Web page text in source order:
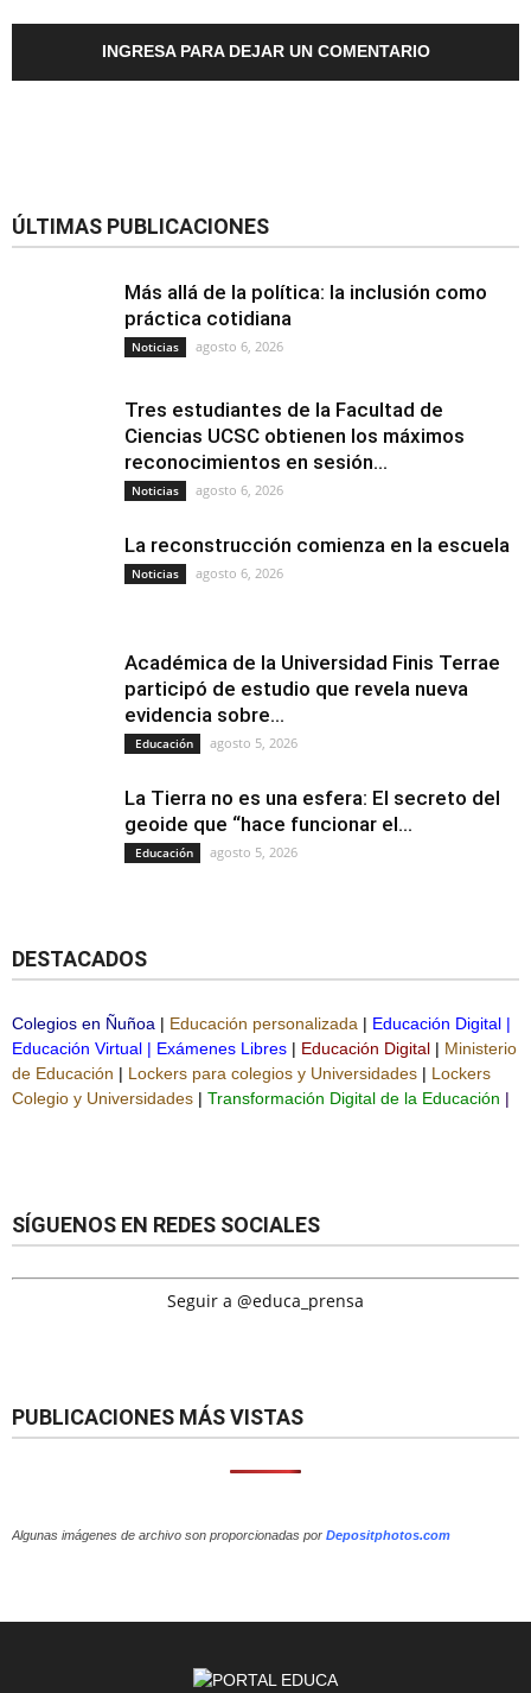
INGRESA PARA DEJAR UN COMENTARIO
ÚLTIMAS PUBLICACIONES
Más allá de la política: la inclusión como
práctica cotidiana
Noticias agosto 6, 2026
Tres estudiantes de la Facultad de
Ciencias UCSC obtienen los máximos
reconocimientos en sesión...
Noticias agosto 6, 2026
La reconstrucción comienza en la escuela
Noticias agosto 6, 2026
Académica de la Universidad Finis Terrae
participó de estudio que revela nueva
evidencia sobre...
Educación agosto 5, 2026
La Tierra no es una esfera: El secreto del
geoide que “hace funcionar el...
Educación agosto 5, 2026
DESTACADOS
Colegios en Ñuñoa | Educación personalizada | Educación Digital |
Educación Virtual | Exámenes Libres | Educación Digital | Ministerio
de Educación | Lockers para colegios y Universidades | Lockers
Colegio y Universidades | Transformación Digital de la Educación |
SÍGUENOS EN REDES SOCIALES
Seguir a @educa_prensa
PUBLICACIONES MÁS VISTAS
Algunas imágenes de archivo son proporcionadas por Depositphotos.com